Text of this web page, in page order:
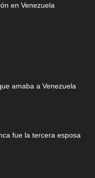
en Venezuela
amaba a Venezuela
fue la tercera esposa